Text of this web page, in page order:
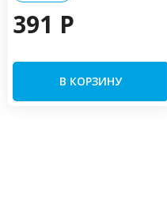
391 P
В КОРЗИНУ